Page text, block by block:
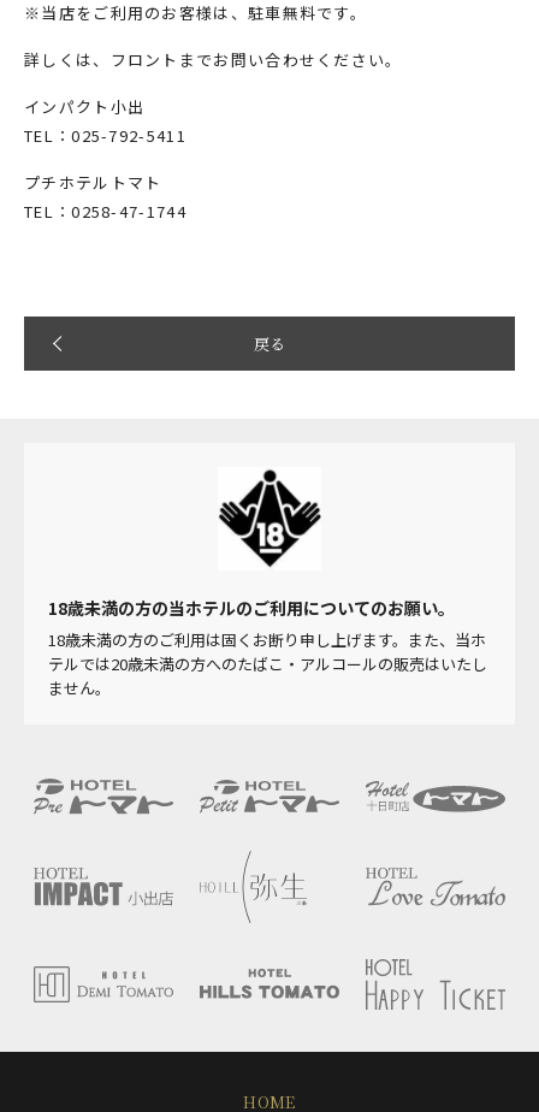
※当店をご利用のお客様は、駐車無料です。
詳しくは、フロントまでお問い合わせください。
インパクト小出
TEL：025-792-5411
プチホテルトマト
TEL：0258-47-1744
戻る
18歳未満の方の当ホテルのご利用についてのお願い。
18歳未満の方のご利用は固くお断り申し上げます。また、当ホ
テルでは20歳未満の方へのたばこ・アルコールの販売はいたし
ません。
HOME